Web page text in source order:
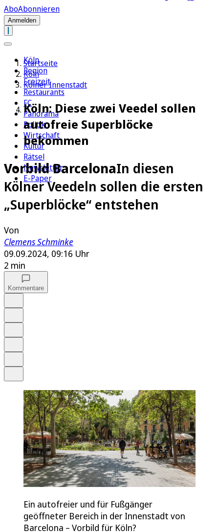
AboAbonnieren
Anmelden
Köln
Region
Freizeit
Restaurants
FC
Panorama
Politik
Wirtschaft
Kultur
Rätsel
Newsletter
E-Paper
Startseite
Köln
Kölner Innenstadt
Köln: Diese zwei Veedel sollen
autofreie Superblöcke
bekommen
Vorbild BarcelonaIn diesen
Kölner Veedeln sollen die ersten
„Superblöcke“ entstehen
Von
Clemens Schminke
09.09.2024, 09:16 Uhr
2 min
Kommentare
Ein autofreier und für Fußgänger
geöffneter Bereich in der Innenstadt von
Barcelona – Vorbild für Köln?